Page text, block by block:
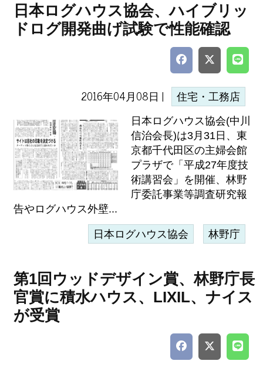
日本ログハウス協会、ハイブリッ
ドログ開発曲げ試験で性能確認
2016年04月08日 | 住宅・工務店
日本ログハウス協会(中川
信治会長)は3月31日、東
京都千代田区の主婦会館
プラザで「平成27年度技
術講習会」を開催、林野
庁委託事業等調査研究報
告やログハウス外壁...
日本ログハウス協会 林野庁
第1回ウッドデザイン賞、林野庁長
官賞に積水ハウス、LIXIL、ナイス
が受賞